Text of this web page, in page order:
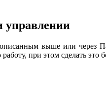
управлении
выше или через
при этом сделать это